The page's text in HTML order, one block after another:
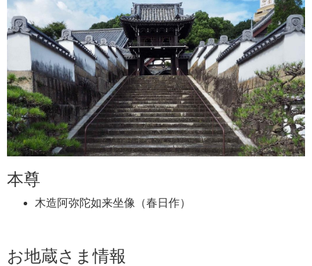
本尊
木造阿弥陀如来坐像（春日作）
お地蔵さま情報